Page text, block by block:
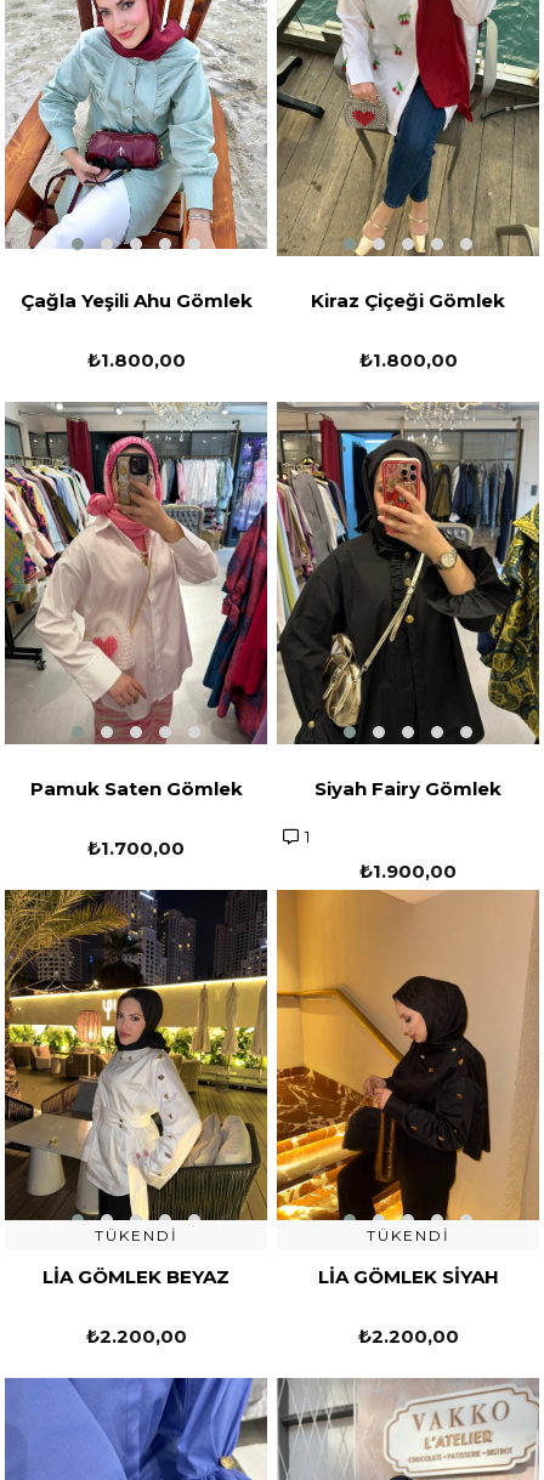
Çağla Yeşili Ahu Gömlek
₺1.800,00
Kiraz Çiçeği Gömlek
₺1.800,00
Pamuk Saten Gömlek
₺1.700,00
Siyah Fairy Gömlek
1
₺1.900,00
TÜKENDI
LİA GÖMLEK BEYAZ
₺2.200,00
TÜKENDI
LİA GÖMLEK SİYAH
₺2.200,00